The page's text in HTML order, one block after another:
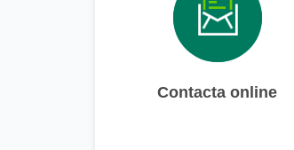
Contacta online